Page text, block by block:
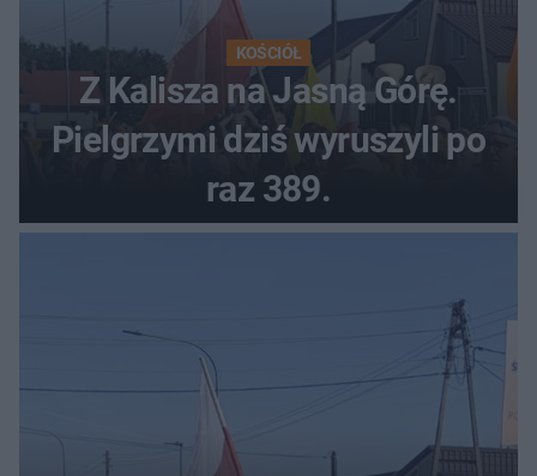
KOŚCIÓŁ
Z Kalisza na Jasną Górę.
Pielgrzymi dziś wyruszyli po
raz 389.